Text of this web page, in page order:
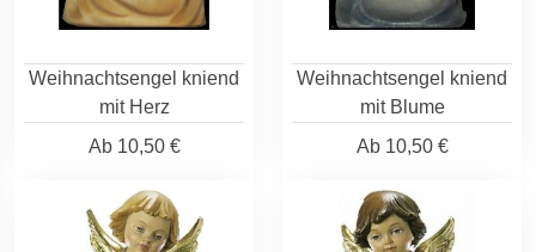
Weihnachtsengel kniend
mit Herz
Ab10,50 €
Weihnachtsengel kniend
mit Blume
Ab10,50 €